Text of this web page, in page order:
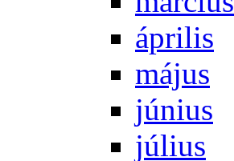
áp­ri­lis
má­jus
jú­ni­us
jú­li­us